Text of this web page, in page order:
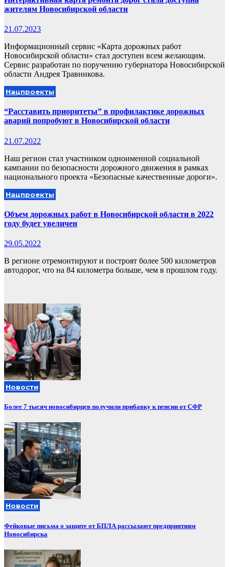
жителям Новосибирской области
21.07.2023
Информационный сервис «Карта дорожных работ
Новосибирской области» стал доступен всем желающим.
Сервис разработан по поручению губернатора Новосибирской
области Андрея Травникова.
Нацпроекты
“Расставить приоритеты” в профилактике дорожных
аварий попробуют в Новосибирской области
21.07.2022
Наш регион стал участником одноименной социальной
кампании по безопасности дорожного движения в рамках
национального проекта «Безопасные качественные дороги».
Нацпроекты
Объем дорожных работ в Новосибирской области в 2022
году будет увеличен
29.05.2022
В регионе отремонтируют и построят более 500 километров
автодорог, что на 84 километра больше, чем в прошлом году.
Новости
Более 7 тысяч новосибирцев получили прибавку к пенсии от СФР
Новости
Фейковые письма о защите от БПЛА рассылают предприятиям
Новосибирска